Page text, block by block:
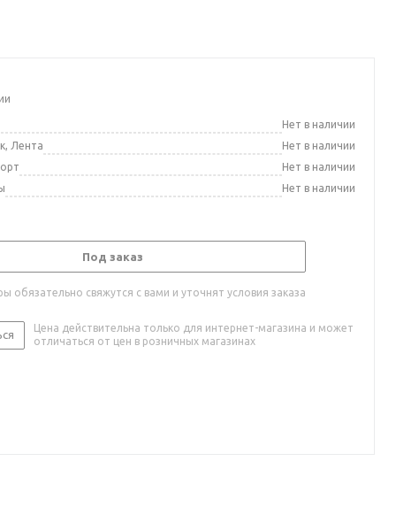
Нет в наличии
Лента
Нет в наличии
Нет в наличии
Нет в наличии
Под заказ
обязательно свяжутся с вами и уточнят условия заказа
Цена действительна только для интернет-магазина и может
отличаться от цен в розничных магазинах